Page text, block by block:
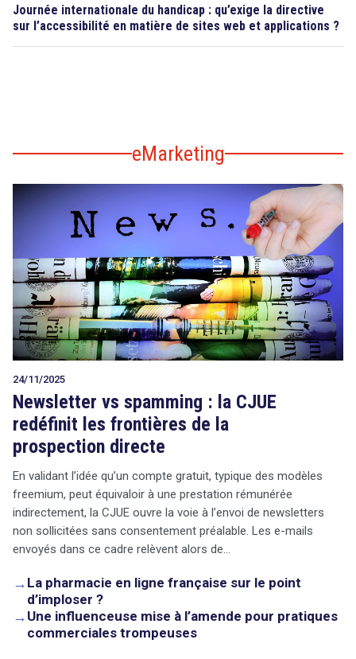
Journée internationale du handicap : qu’exige la directive
sur l’accessibilité en matière de sites web et applications ?
eMarketing
24/11/2025
Newsletter vs spamming : la CJUE
redéfinit les frontières de la
prospection directe
En validant l’idée qu’un compte gratuit, typique des modèles
freemium, peut équivaloir à une prestation rémunérée
indirectement, la CJUE ouvre la voie à l’envoi de newsletters
non sollicitées sans consentement préalable. Les e-mails
envoyés dans ce cadre relèvent alors de…
→ La pharmacie en ligne française sur le point
d’imploser ?
→ Une influenceuse mise à l’amende pour pratiques
commerciales trompeuses